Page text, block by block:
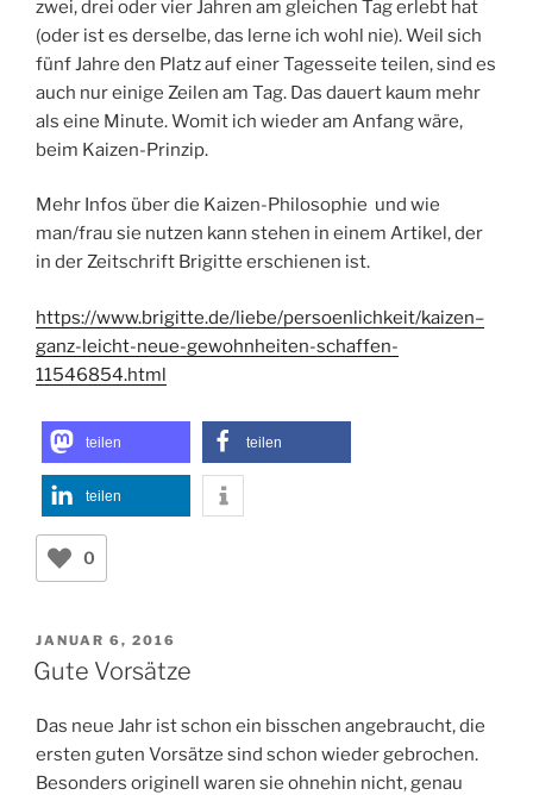
zwei, drei oder vier Jahren am gleichen Tag erlebt hat
(oder ist es derselbe, das lerne ich wohl nie). Weil sich
fünf Jahre den Platz auf einer Tagesseite teilen, sind es
auch nur einige Zeilen am Tag. Das dauert kaum mehr
als eine Minute. Womit ich wieder am Anfang wäre,
beim Kaizen-Prinzip.
Mehr Infos über die Kaizen-Philosophie und wie
man/frau sie nutzen kann stehen in einem Artikel, der
in der Zeitschrift Brigitte erschienen ist.
https://www.brigitte.de/liebe/persoenlichkeit/kaizen–
ganz-leicht-neue-gewohnheiten-schaffen-
11546854.html
teilen teilen
teilen
0
VERÖFFENTLICHT
AM
JANUAR 6, 2016
Gute Vorsätze
Das neue Jahr ist schon ein bisschen angebraucht, die
ersten guten Vorsätze sind schon wieder gebrochen.
Besonders originell waren sie ohnehin nicht, genau